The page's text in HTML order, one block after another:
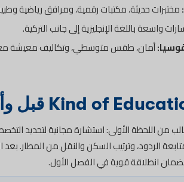
مختبرات حديثة، مكتبات رقمية، ومرافق رياضية
واسعة باللغة الإنجليزية إلى جانب التركية.
أمان، طقس متوسطي، وتكاليف معيشة
من اللحظة الأولى: استشارة مجانية لتحديد
الردود، وترتيب السكن والنقل من المطار. بعد
انطلاقة قوية في الفصل الأول.